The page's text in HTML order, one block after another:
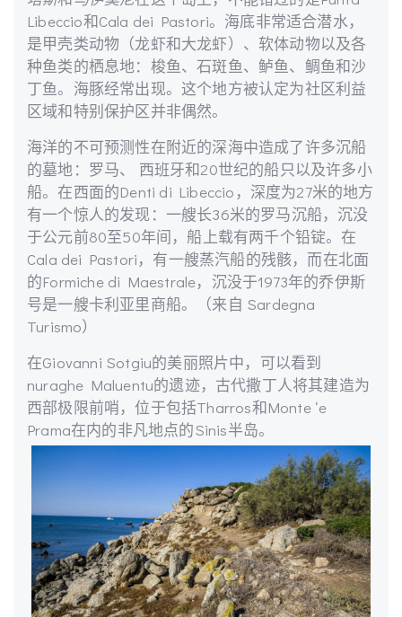
Libeccio和Cala dei Pastori。海底非常适合潜水，
是甲壳类动物（龙虾和大龙虾）、软体动物以及各
种鱼类的栖息地：梭鱼、石斑鱼、鲈鱼、鲷鱼和沙
丁鱼。海豚经常出现。这个地方被认定为社区利益
区域和特别保护区并非偶然。
海洋的不可预测性在附近的深海中造成了许多沉船
的墓地：罗马、 西班牙和20世纪的船只以及许多小
船。在西面的Denti di Libeccio，深度为27米的地方
有一个惊人的发现：一艘长36米的罗马沉船，沉没
于公元前80至50年间，船上载有两千个铅锭。在
Cala dei Pastori，有一艘蒸汽船的残骸，而在北面
的Formiche di Maestrale，沉没于1973年的乔伊斯
号是一艘卡利亚里商船。（来自 Sardegna
Turismo）
在Giovanni Sotgiu的美丽照片中，可以看到
nuraghe Maluentu的遗迹，古代撒丁人将其建造为
西部极限前哨，位于包括Tharros和Monte ‘e
Prama在内的非凡地点的Sinis半岛。